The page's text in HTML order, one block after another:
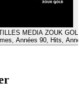
MEDIA ZOUK GOLD
Années 90, Hits,